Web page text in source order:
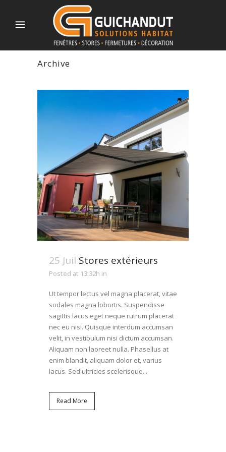
Archive
25 Juil Stores extérieurs
Posted at 13:32h in
Ut tempor lectus vel magna placerat, vitae
sodales magna lobortis. Suspendisse
sagittis lacus eget neque rutrum placerat
nec eu nisi. Quisque interdum accumsan
velit, in vestibulum nisi dictum accumsan.
Aliquam non laoreet nulla. Phasellus at
enim blandit, aliquam dolor et, varius
lacus. Sed ultricies scelerisque...
Read More